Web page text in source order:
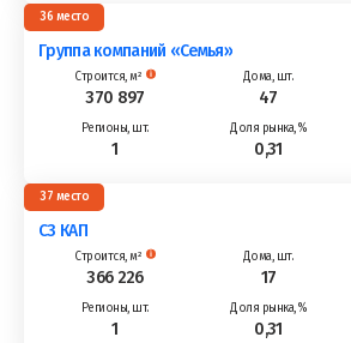
36
Группа компаний «Семья»
370 897 47
1 0,31
37
СЗ КАП
366 226 17
1 0,31